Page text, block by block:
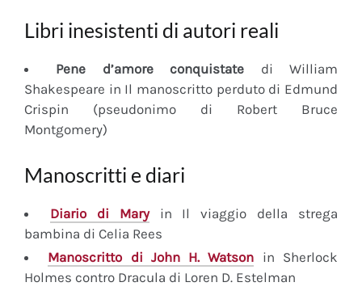
Libri inesistenti di autori reali
Pene d’amore conquistate di William
Shakespeare in Il manoscritto perduto di Edmund
Crispin (pseudonimo di Robert Bruce
Montgomery)
Manoscritti e diari
Diariodi Maryin Il viaggio della strega
bambina di Celia Rees
Manoscritto di John H. Watson in Sherlock
Holmes contro Dracula di Loren D. Estelman